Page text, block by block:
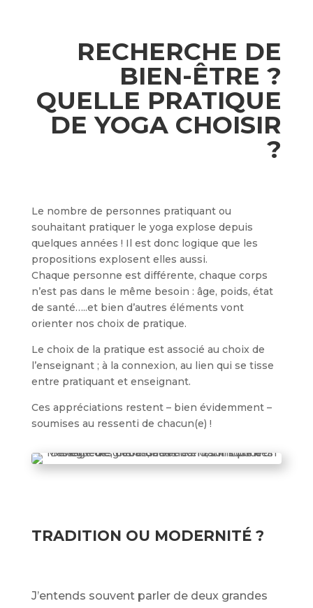
RECHERCHE DE
BIEN-ÊTRE ?
QUELLE PRATIQUE
DE YOGA CHOISIR
?
Le nombre de personnes pratiquant ou
souhaitant pratiquer le yoga explose depuis
quelques années ! Il est donc logique que les
propositions explosent elles aussi.
Chaque personne est différente, chaque corps
n’est pas dans le même besoin : âge, poids, état
de santé…..et bien d’autres éléments vont
orienter nos choix de pratique.
Le choix de la pratique est associé au choix de
l’enseignant ; à la connexion, au lien qui se tisse
entre pratiquant et enseignant.
Ces appréciations restent – bien évidemment –
soumises au ressenti de chacun(e) !
TRADITION OU MODERNITÉ ?
J’entends souvent parler de deux grandes